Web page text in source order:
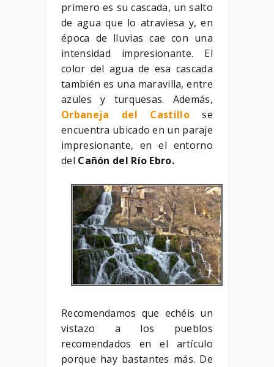
primero es su cascada, un salto
de agua que lo atraviesa y, en
época de lluvias cae con una
intensidad impresionante. El
color del agua de esa cascada
también es una maravilla, entre
azules y turquesas. Además,
Orbaneja del Castillose
encuentra ubicado en un paraje
impresionante, en el entorno
del Cañón del Río Ebro.
Recomendamos que echéis un
vistazo a los pueblos
recomendados en el artículo
porque hay bastantes más. De